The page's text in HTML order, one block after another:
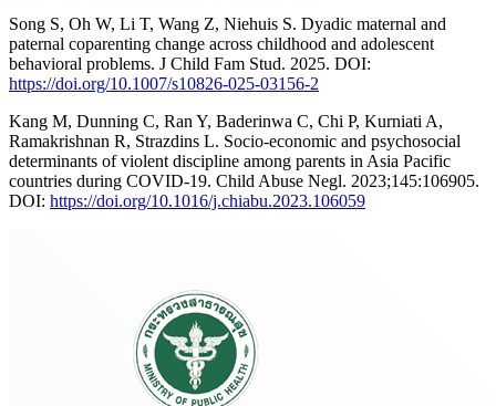
Song S, Oh W, Li T, Wang Z, Niehuis S. Dyadic maternal and
paternal coparenting change across childhood and adolescent
behavioral problems. J Child Fam Stud. 2025. DOI:
https://doi.org/10.1007/s10826-025-03156-2
Kang M, Dunning C, Ran Y, Baderinwa C, Chi P, Kurniati A,
Ramakrishnan R, Strazdins L. Socio-economic and psychosocial
determinants of violent discipline among parents in Asia Pacific
countries during COVID-19. Child Abuse Negl. 2023;145:106905.
DOI: https://doi.org/10.1016/j.chiabu.2023.106059